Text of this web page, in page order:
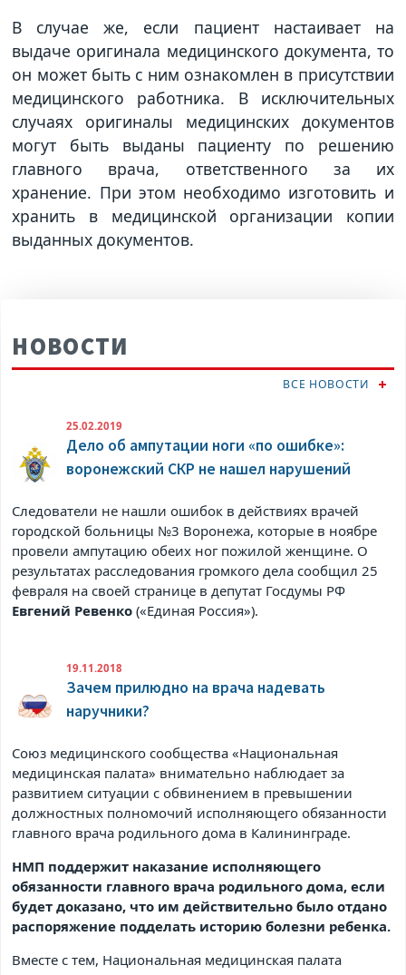
В случае же, если пациент настаивает на
выдаче оригинала медицинского документа, то
он может быть с ним ознакомлен в присутствии
медицинского работника. В исключительных
случаях оригиналы медицинских документов
могут быть выданы пациенту по решению
главного врача, ответственного за их
хранение. При этом необходимо изготовить и
хранить в медицинской организации копии
выданных документов.
НОВОСТИ
ВСЕ НОВОСТИ
25.02.2019
Дело об ампутации ноги «по ошибке»:
воронежский СКР не нашел нарушений
Следователи не нашли ошибок в действиях врачей
городской больницы №3 Воронежа, которые в ноябре
провели ампутацию обеих ног пожилой женщине. О
результатах расследования громкого дела сообщил 25
февраля на своей странице в депутат Госдумы РФ
Евгений Ревенко(«Единая Россия»).
19.11.2018
Зачем прилюдно на врача надевать
наручники?
Союз медицинского сообщества «Национальная
медицинская палата» внимательно наблюдает за
развитием ситуации с обвинением в превышении
должностных полномочий исполняющего обязанности
главного врача родильного дома в Калининграде.
НМП поддержит наказание исполняющего
обязанности главного врача родильного дома, если
будет доказано, что им действительно было отдано
распоряжение подделать историю болезни ребенка.
Вместе с тем, Национальная медицинская палата